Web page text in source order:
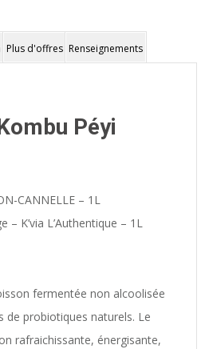
Plus d'offres Renseignements
Péyi
CANNELLE – 1L
– K’via L’Authentique – 1L
fermentée non alcoolisée
de probiotiques naturels. Le
rafraichissante, énergisante,